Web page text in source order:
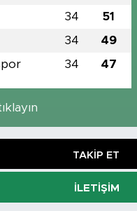
34 51
34 49
34 47
TAKIP ET
İLETIŞIM